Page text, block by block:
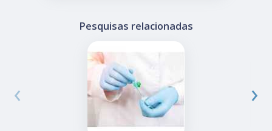
Pesquisas relacionadas
‹ ›